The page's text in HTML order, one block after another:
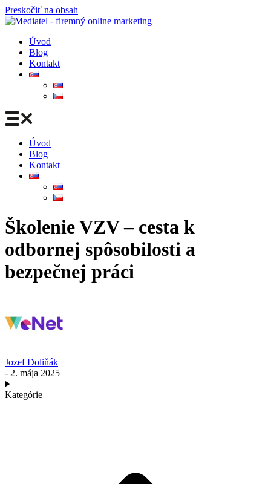
Preskočiť na obsah
Úvod
Blog
Kontakt
Úvod
Blog
Kontakt
Školenie VZV – cesta k
odbornej spôsobilosti a
bezpečnej práci
Jozef Doliňák
- 2. mája 2025
Kategórie